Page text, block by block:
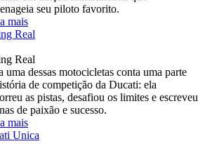
seu piloto favorito.
mais
Real
Real
uma dessas motocicletas conta uma parte
de competição da Ducati: ela
as pistas, desafiou os limites e escreveu
de paixão e sucesso.
mais
Unica